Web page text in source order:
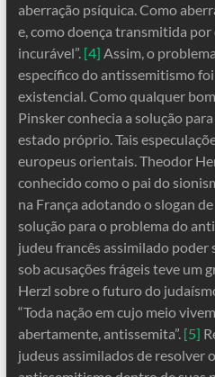
aberração psíquica. Como
e, como doença transmitida por
incurável”. [4] Assim, o
específico do antissemitismo
existencial. Como qualquer
Pinsker conhecia a solução
estado próprio. Tais
europeus orientais. Theodor
conhecido como o pai do
na França adotando o slogan
solução para o problema do
judeu francês assimilado
sob acusações frágeis teve um
Herzl sobre o futuro do
“Toda nação em cujo meio
abertamente, antissemita”. [5]
judeus assimilados de resolver